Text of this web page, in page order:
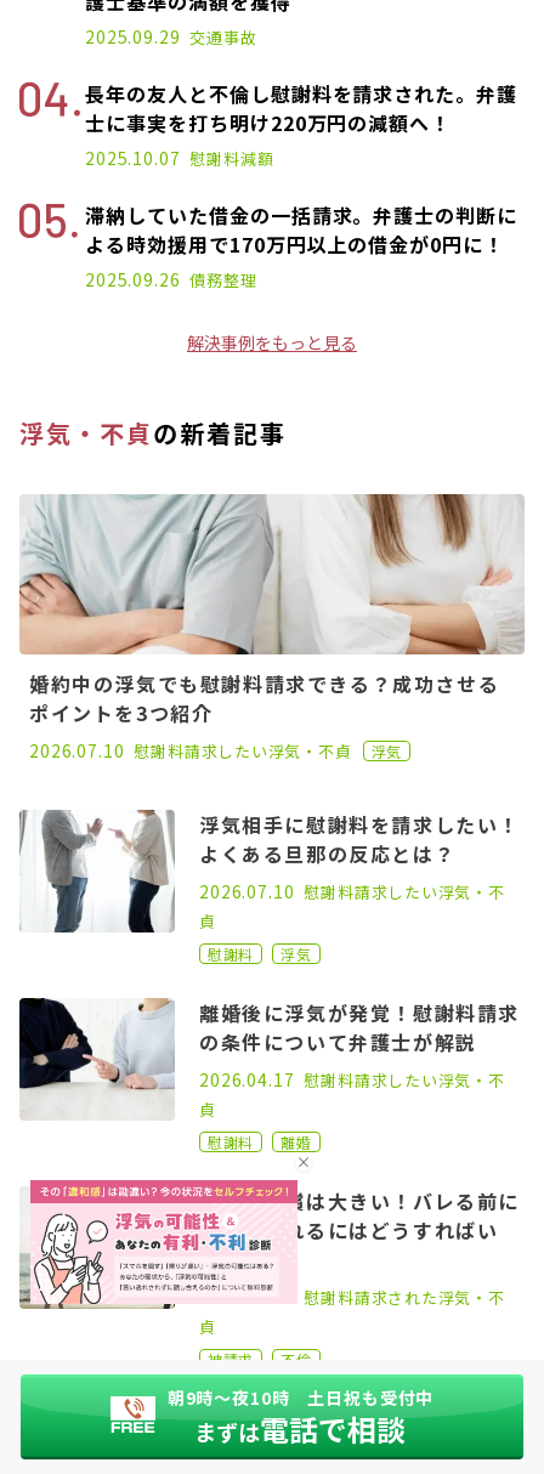
朝9時〜夜10時 土日祝も受付中
まずは電話で相談
2025.09.29 交通事故
長年の友人と不倫し慰謝料を請求された。弁護
士に事実を打ち明け220万円の減額へ！
2025.10.07 慰謝料減額
滞納していた借金の一括請求。弁護士の判断に
よる時効援用で170万円以上の借金が0円に！
2025.09.26 債務整理
解決事例をもっと見る
浮気・不貞の新着記事
婚約中の浮気でも慰謝料請求できる？成功させる
ポイントを3つ紹介
2022.11.30
2026.07.10 慰謝料請求したい浮気・不貞 浮気
浮気相手に慰謝料を請求したい！
よくある旦那の反応とは？
2023.11.08
2026.07.10 慰謝料請求したい浮気・不
貞
慰謝料 浮気
離婚後に浮気が発覚！慰謝料請求
の条件について弁護士が解説
2022.05.06
2026.04.17 慰謝料請求したい浮気・不
貞
慰謝料 離婚
不倫の代償は大きい！バレる前に
穏便に別れるにはどうすればい
い？
2023.02.15
2026.04.17 慰謝料請求された浮気・不
貞
被請求 不倫
略奪婚のリスクとは？知っておき
たい法律知識について弁護士が解